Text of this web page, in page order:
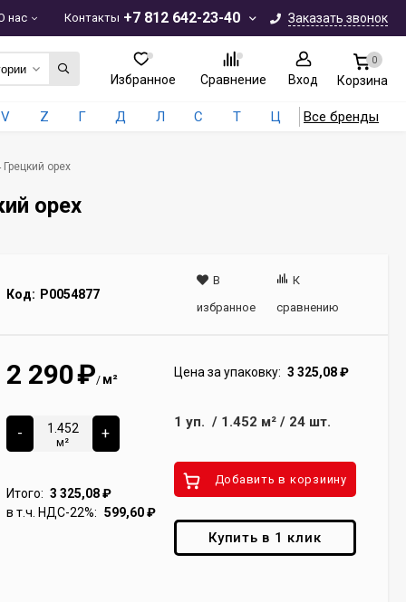
+7 812 642-23-40 Заказать звонок
нас Контакты
Избранное Сравнение Вход
0
Корзина
V Z Г Д Л С Т Ц Все бренды
орех
орех
Код: Р0054877
В
избранное
К
сравнению
2 290₽/ м²
-
м²
+
Итого: 3 325,08₽
в т.ч. НДС-22%: 599,60₽
Цена за упаковку: 3 325,08₽
1 уп. / 1.452 м²/ 24 шт.
Добавить в корзиину
Купить в 1 клик